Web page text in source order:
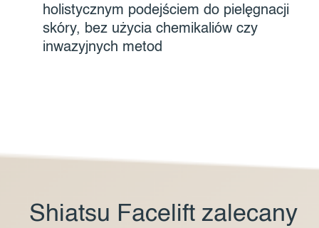
holistycznym podejściem do pielęgnacji
skóry, bez użycia chemikaliów czy
inwazyjnych metod
Shiatsu Facelift zalecany